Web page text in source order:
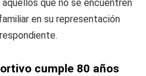
que no se encuentren
en su representación
cumple 80 años